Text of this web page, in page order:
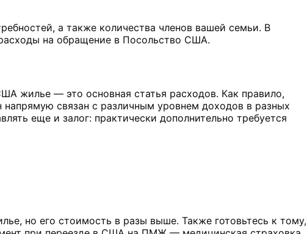
а также количества членов вашей семьи. В
на обращение в Посольство США.
жилье — это основная статья расходов. Как правило,
связан с различным уровнем доходов в разных
еще и залог: практически дополнительно требуется
но его стоимость в разы выше. Также готовьтесь к тому,